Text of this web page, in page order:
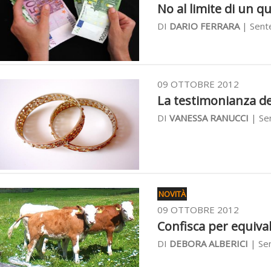
No al limite di un
DI DARIO FERRARA|
09 OTTOBRE 2012
La testimonianza
DI VANESSA RANUCCI |
NOVITÀ
09 OTTOBRE 2012
Confisca per
DI DEBORA ALBERICI |